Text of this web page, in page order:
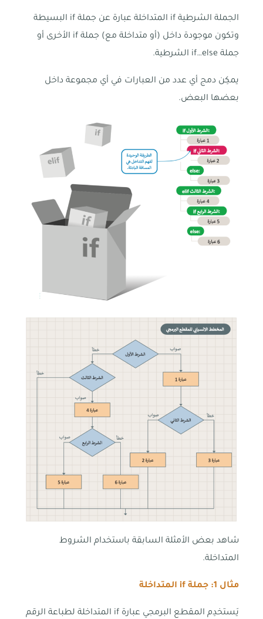
الجملة الشرطية if المتداخلة عبارة عن جملة if البسيطة
وتكون موجودة داخل (أو متداخلة مع) جملة if الأخرى أو
جملة if…else الشرطية.
يمكِن دمج أي عدد من العبارات في أي مجموعة داخل
بعضها البعض.
شاهد بعض الأمثلة السابقة باستخدام الشروط
المتداخلة.
مثال 1: جملةif المتداخلة
يَستخدِم المقطع البرمجي عبارة if المتداخلة لطباعة الرقم